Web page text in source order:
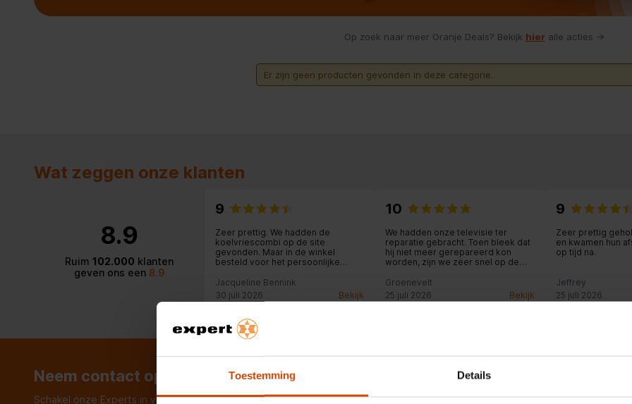
Toestemming Details
Op zoek naar meer Oranje Deals? Bekijk hier alle acties →
Er zijn geen producten gevonden in deze categorie.
Wat zeggen onze klanten
8.9
Ruim 102.000 klanten
geven ons een8.9
9
Zeer prettig. We hadden de
koelvriescombi op de site
gevonden. Maar in de winkel
besteld voor het persoonlijke
Jacqueline Bennink
30 juli 2026
Bekijk
10
We hadden onze televisie ter
reparatie gebracht. Toen bleek dat
hij niet meer gerepareerd kon
worden, zijn we zeer snel op de
goed geholpen bij het kiezen van
een nieuwe tv. Fijne winkel, top
service.
Groenevelt
25 juli 2026
Bekijk
9
Zeer prettig
en kwamen hun
op tijd na.
Jeffrey
25 juli 2026
Neem contact op met Expert
Schakel onze Experts in voor hulp Altijd op de hoogte van de nieuwste acties